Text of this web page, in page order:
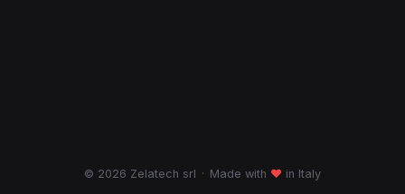
© 2026 Zelatech srl · Made with ♥ in Italy